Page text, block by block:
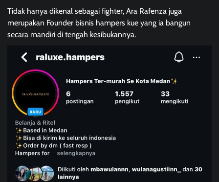
Tidak hanya dikenal sebagai fighter, Ara Rafenza juga
merupakan Founder bisnis hampers kue yang ia bangun
secara mandiri di tengah kesibukannya.